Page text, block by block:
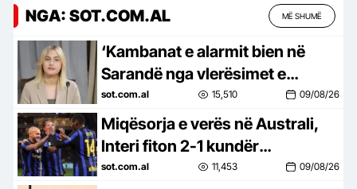
NGA: SOT.COM.AL MË SHUMË
‘Kambanat e alarmit bien në
Sarandë nga vlerësimet e
turistëve’, Zhupa: Bukuria nuk
mjafton kur qyteti qeveriset keq!
sot.com.al 15,510 09/08/26
Miqësorja e verës në Australi,
Interi fiton 2-1 kundër
Juventusit, Zhegrova luajti nga
sot.com.al 11,453 09/08/26